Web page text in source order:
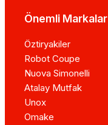
Önemli Markalar
Öztiryakiler
Robot Coupe
Nuova Simonelli
Atalay Mutfak
Unox
Omake